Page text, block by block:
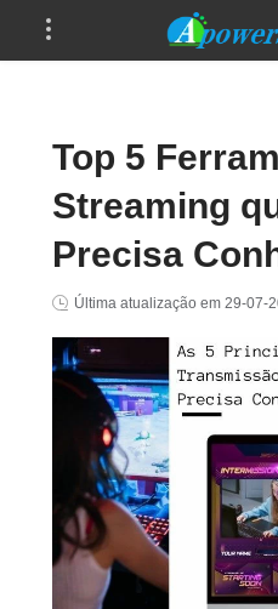
Top 5
Streaming
Precisa
Última atualização em 29-07-